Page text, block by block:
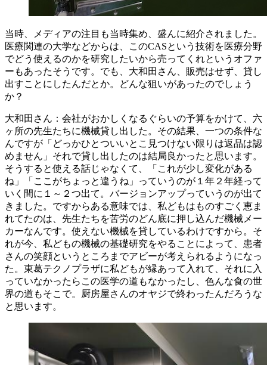
当時、メディアの注目も当時集め、盛んに紹介されました。
医療関連の大学などからは、このCASという技術を医療分野
でどう使えるのかを研究したいから売ってくれというオファ
ーもあったそうです。でも、大和田さん、販売はせず、貸し
出すことにしたんだとか。どんな狙いがあったのでしょう
か？
大和田さん：会社がおかしくなるぐらいの予算をかけて、六
ヶ所の先生たちに機械貸し出した。その結果、一つの条件な
んですが「どっかひとついいとこ見つけない限りは返品は認
めません」それで貸し出したのは結局良かったと思います。
そうすると使える話じゃなくて、「これが少し変化がある
ね」「ここがちょっと違うね」っていうのが１年２年経って
いく間に１～２つ出て。バージョンアップっていうのが出て
きました。ですからある意味では、私どもはものすごく恵ま
れてたのは、先生たちを苦労のどん底に押し込んだ機械メー
カーなんです。使えない機械を貸しているわけですから。そ
れが今、私どもの機械の基礎研究をやることによって、患者
さんの笑顔というところまでアビーが考えられるようになっ
た。東葛テクノプラザに私どもが縁あって入れて、それに入
っていなかったらこの医学の道もなかったし、色んな食の世
界の道もそこで。厨房屋さんのオヤジで終わったんだろうな
と思います。